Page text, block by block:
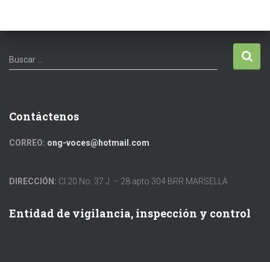
Buscar …
Contáctenos
CORREO: ong-voces@hotmail.com
DIRECCIÓN: Cl 20 No. 37 J – 28 apto 304 BRR MARSELLA
Entidad de vigilancia, inspección y control